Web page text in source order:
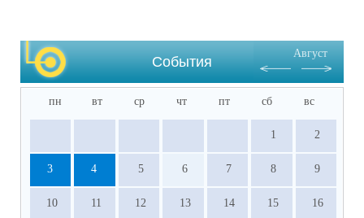
События
Август
пн вт ср чт пт сб вс
1 2
3 4 5 6 7 8 9
10 11 12 13 14 15 16